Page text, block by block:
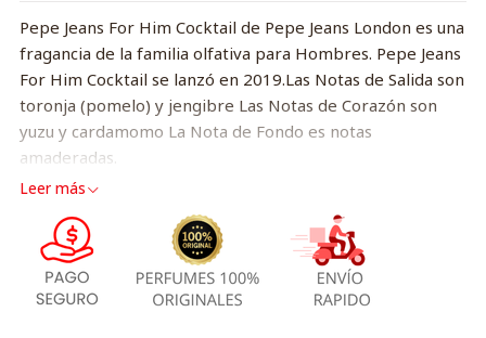
Pepe Jeans For Him Cocktail de Pepe Jeans London es una
fragancia de la familia olfativa para Hombres. Pepe Jeans
For Him Cocktail se lanzó en 2019.Las Notas de Salida son
toronja (pomelo) y jengibre Las Notas de Corazón son
yuzu y cardamomo La Nota de Fondo es notas
amaderadas.
Leer más